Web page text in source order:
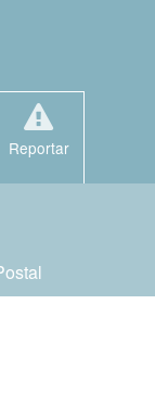
Reportar